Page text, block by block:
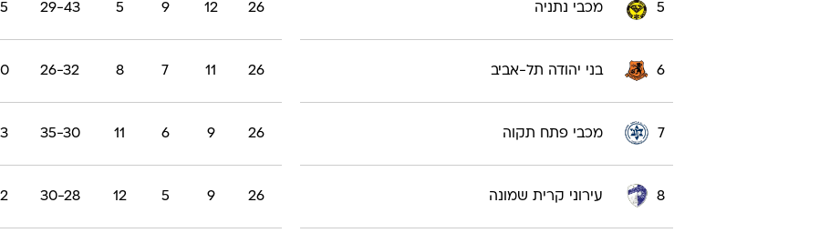
5 מכבי נתניה 26
12
9
5
29-43
6 בני יהודה תל-אביב 26
11
7
8
26-32
7 מכבי פתח תקוה 26
9
6
11
35-30
8 עירוני קרית שמונה 26
9
5
12
30-28